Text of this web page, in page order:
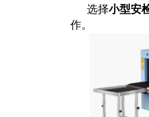
选择小型安
作。